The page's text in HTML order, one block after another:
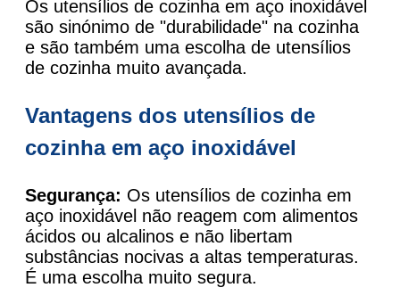
Os utensílios de cozinha em aço inoxidável
são sinónimo de "durabilidade" na cozinha
e são também uma escolha de utensílios
de cozinha muito avançada.
Vantagens dos utensílios de
cozinha em aço inoxidável
Segurança: Os utensílios de cozinha em
aço inoxidável não reagem com alimentos
ácidos ou alcalinos e não libertam
substâncias nocivas a altas temperaturas.
É uma escolha muito segura.